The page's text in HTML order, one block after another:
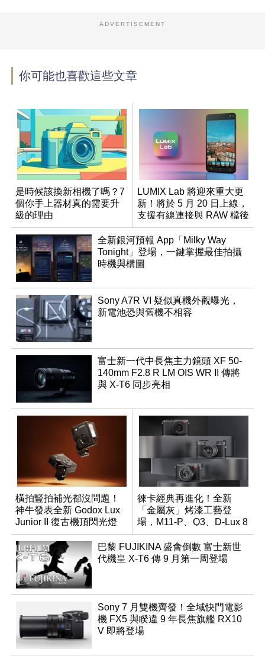
ADVERTISEMENT
你可能也喜歡這些文章
是時候該換新相機了嗎？7
個你手上器材真的需要升
級的理由
LUMIX Lab 將迎來重大更
新！將於 5 月 20 日上線，
支援有線連接與 RAW 檔後
製
全新銀河預報 App「Milky Way
Tonight」登場，一鍵掌握最佳拍攝
時機與構圖
Sony A7R VI 疑似真機外觀曝光，
新電池恐與舊機不相容
富士新一代中長焦主力鏡頭 XF 50-
140mm F2.8 R LM OIS WR II 傳將
與 X-T6 同步亮相
橫拍豎拍補光都沒問題！
神牛發表全新 Godox Lux
Junior II 復古機頂閃光燈
徠卡經典再進化！全新
「金屬灰」烤漆工藝登
場，M11-P、Q3、D-Lux 8
領銜換裝
巴黎 FUJIKINA 盛會倒數 富士新世
代機皇 X-T6 傳 9 月第一周登場
Sony 7 月雙機齊發！全域快門電影
機 FX5 與睽違 9 年長焦旗艦 RX10
V 即將登場